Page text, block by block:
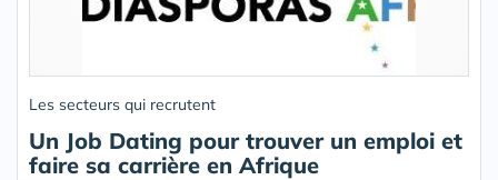
Les secteurs qui recrutent
Un Job Dating pour trouver un emploi et
faire sa carrière en Afrique